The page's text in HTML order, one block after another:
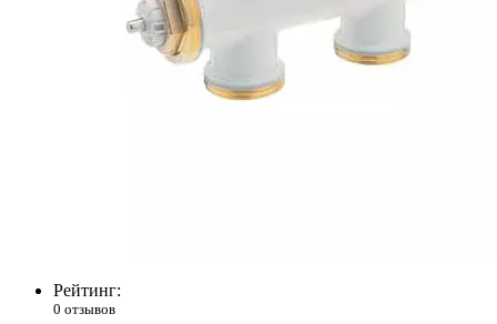
Рейтинг:
0 отзывов